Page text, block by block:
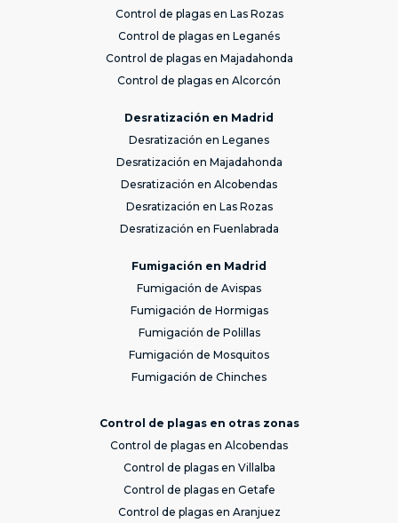
Control de plagas en Las Rozas
Control de plagas en Leganés
Control de plagas en Majadahonda
Control de plagas en Alcorcón
Desratización en Madrid
Desratización en Leganes
Desratización en Majadahonda
Desratización en Alcobendas
Desratización en Las Rozas
Desratización en Fuenlabrada
Fumigación en Madrid
Fumigación de Avispas
Fumigación de Hormigas
Fumigación de Polillas
Fumigación de Mosquitos
Fumigación de Chinches
Control de plagas en otras zonas
Control de plagas en Alcobendas
Control de plagas en Villalba
Control de plagas en Getafe
Control de plagas en Aranjuez